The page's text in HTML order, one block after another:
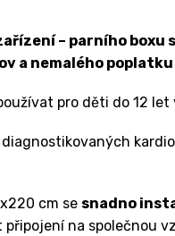
– parního
a nemalého
pro děti do 12 let
cm se snadno
připojení na společnou